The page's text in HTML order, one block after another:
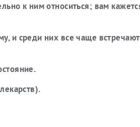
к ним относиться; вам
и среди них все чаще